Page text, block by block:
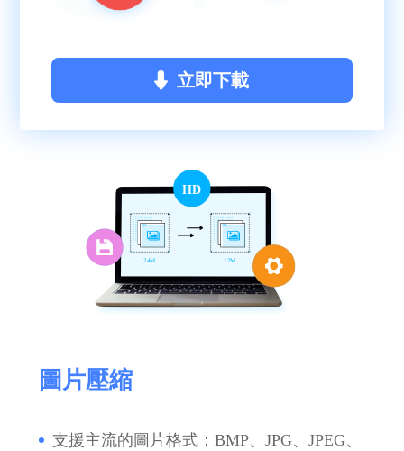
立即下載
HD
24M 12M
圖片壓縮
支援主流的圖片格式：BMP、JPG、JPEG、